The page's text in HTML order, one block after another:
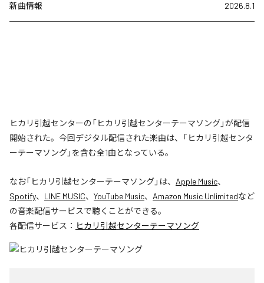
新曲情報 2026.8.1
ヒカリ引越センターの「ヒカリ引越センターテーマソング」が配信
開始された。今回デジタル配信された楽曲は、「ヒカリ引越センタ
ーテーマソング」を含む全1曲となっている。
なお「ヒカリ引越センターテーマソング」は、 Apple Music、
Spotify、 LINE MUSIC、 YouTube Music、 Amazon Music Unlimitedなど
の音楽配信サービスで聴くことができる。
各配信サービス： ヒカリ引越センターテーマソング